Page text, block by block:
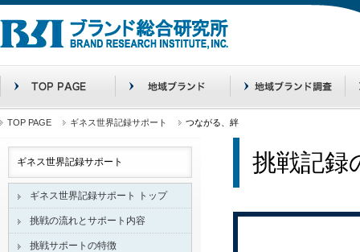
TOP PAGE ギネス世界記録サポート つながる、絆
挑戦記録
ギネス世界記録サポート
ギネス世界記録サポート トップ
挑戦の流れとサポート内容
挑戦サポートの特徴